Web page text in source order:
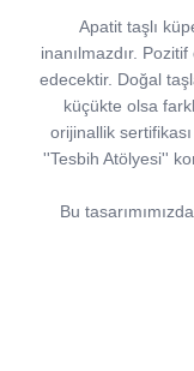
Apatit taşlı
inanılmazdır.
edecektir. Doğal
küçükte olsa
orijinallik
''Tesbih Atölyesi''
Bu